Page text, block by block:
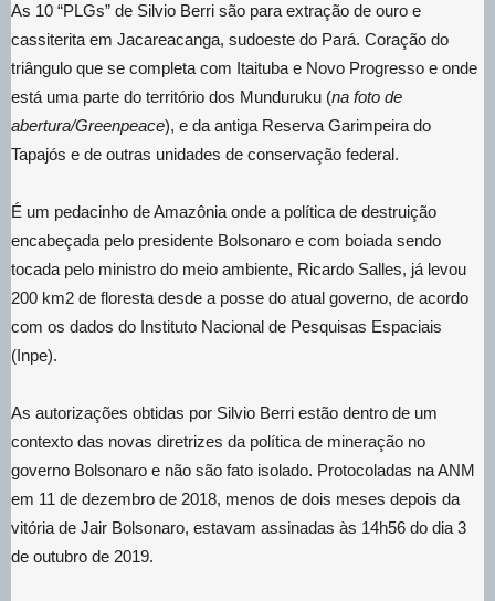
As 10 “PLGs” de Silvio Berri são para extração de ouro e
cassiterita em Jacareacanga, sudoeste do Pará. Coração do
triângulo que se completa com Itaituba e Novo Progresso e onde
está uma parte do território dos Munduruku (na foto de
abertura/Greenpeace), e da antiga Reserva Garimpeira do
Tapajós e de outras unidades de conservação federal.
É um pedacinho de Amazônia onde a política de destruição
encabeçada pelo presidente Bolsonaro e com boiada sendo
tocada pelo ministro do meio ambiente, Ricardo Salles, já levou
200 km2 de floresta desde a posse do atual governo, de acordo
com os dados do Instituto Nacional de Pesquisas Espaciais
(Inpe).
As autorizações obtidas por Silvio Berri estão dentro de um
contexto das novas diretrizes da política de mineração no
governo Bolsonaro e não são fato isolado. Protocoladas na ANM
em 11 de dezembro de 2018, menos de dois meses depois da
vitória de Jair Bolsonaro, estavam assinadas às 14h56 do dia 3
de outubro de 2019.